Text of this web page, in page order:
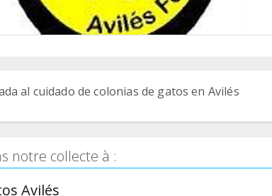
al cuidado de colonias de gatos en Avilés
notre collecte à :
Avilés